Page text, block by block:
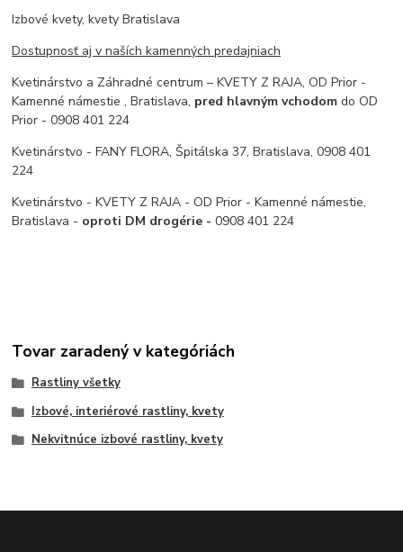
Izbové kvety, kvety Bratislava
Dostupnosť aj v naších kamenných predajniach
Kvetinárstvo a Záhradné centrum – KVETY Z RAJA, OD Prior -
Kamenné námestie , Bratislava, pred hlavným vchodom do OD
Prior - 0908 401 224
Kvetinárstvo - FANY FLORA, Špitálska 37, Bratislava, 0908 401
224
Kvetinárstvo - KVETY Z RAJA - OD Prior - Kamenné námestie,
Bratislava - oproti DM drogérie -0908 401 224
Tovar zaradený v kategóriách
Rastliny všetky
Izbové, interiérové rastliny, kvety
Nekvitnúce izbové rastliny, kvety